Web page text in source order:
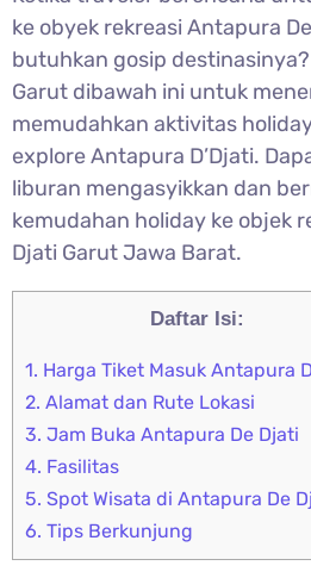
ke obyek rekreasi Antapura
butuhkan gosip
Garut dibawah ini untuk
memudahkan aktivitas
explore Antapura D’Djati.
liburan mengasyikkan dan
kemudahan holiday ke objek
Djati Garut Jawa Barat.
Daftar Isi:
1. Harga Tiket Masuk Antapura
2. Alamat dan Rute Lokasi
3. Jam Buka Antapura De Djati
4. Fasilitas
5. Spot Wisata di Antapura De
6. Tips Berkunjung